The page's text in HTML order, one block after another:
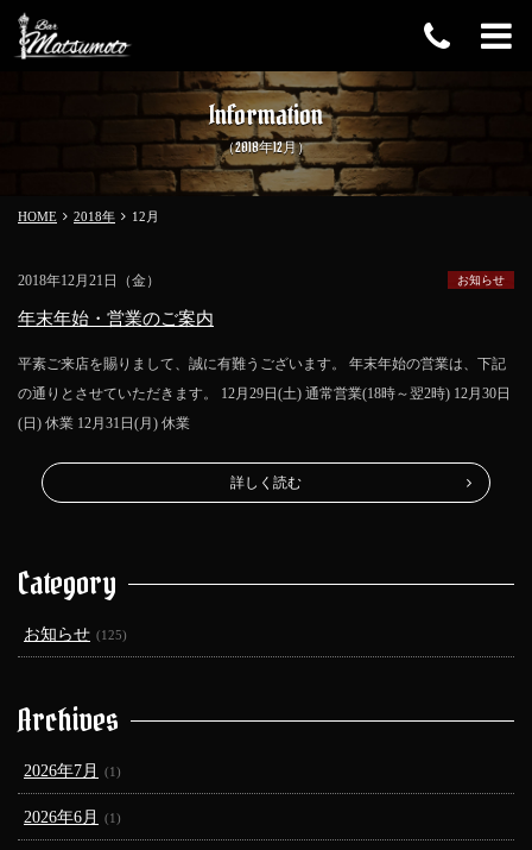
Information
（2018年12月）
HOME 2018年 12 月
2018年12月21日（金） お知らせ
年末年始・営業のご案内
平素ご来店を賜りまして、誠に有難うございます。 年末年始の営業は、下記
の通りとさせていただきます。 12月29日(土) 通常営業(18時～翌2時) 12月30日
(日) 休業 12月31日(月) 休業
詳しく読む
Category
お知らせ (125)
Archives
2026年7月 (1)
2026年6月 (1)